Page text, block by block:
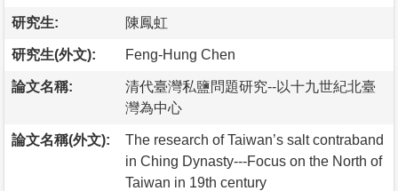
研究生: 陳鳳虹
研究生(外文): Feng-Hung Chen
論文名稱:
清代臺灣私鹽問題研究--以十九世紀北臺
灣為中心
論文名稱(外文):
The research of Taiwan’s salt contraband
in Ching Dynasty---Focus on the North of
Taiwan in 19th century